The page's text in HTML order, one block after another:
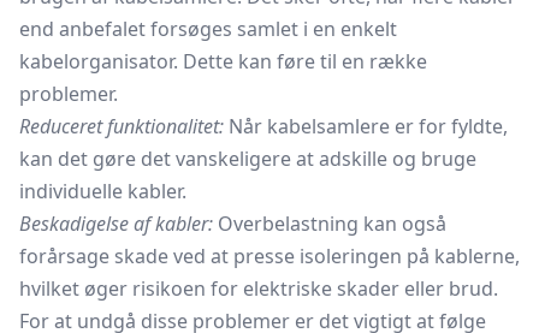
end anbefalet forsøges samlet i en enkelt
kabelorganisator. Dette kan føre til en række
problemer.
Reduceret funktionalitet: Når kabelsamlere er for fyldte,
kan det gøre det vanskeligere at adskille og bruge
individuelle kabler.
Beskadigelse af kabler: Overbelastning kan også
forårsage skade ved at presse isoleringen på kablerne,
hvilket øger risikoen for elektriske skader eller brud.
For at undgå disse problemer er det vigtigt at følge